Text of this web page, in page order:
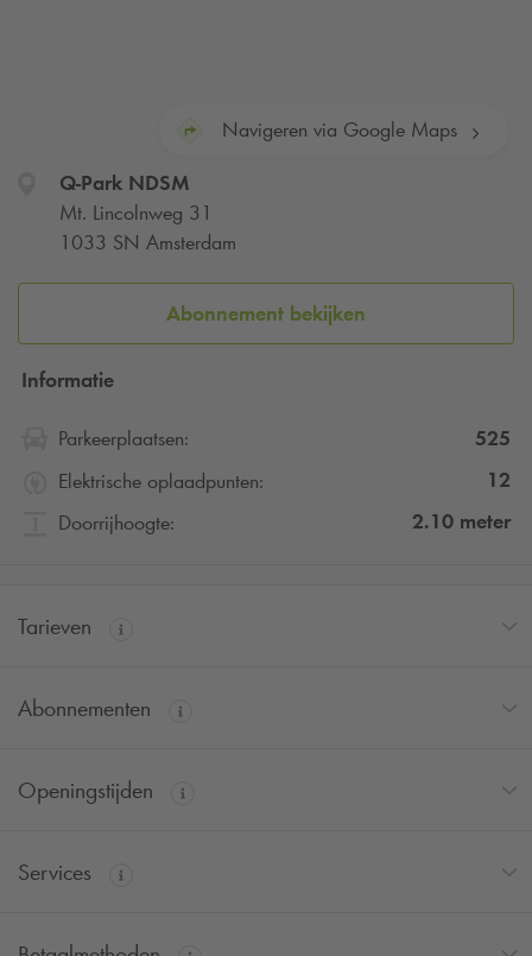
Navigeren via Google Maps
Q-ParkNDSM
Mt. Lincolnweg 31
1033 SN Amsterdam
Abonnement bekijken
Informatie
Parkeerplaatsen:
525
Elektrische oplaadpunten:
12
Doorrijhoogte:
2.10 meter
Tarieven
Abonnementen
Openingstijden
Services